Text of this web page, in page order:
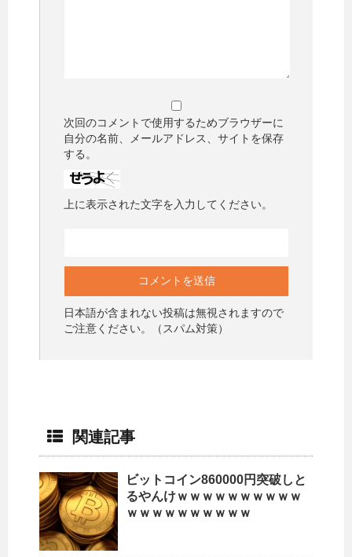
次回のコメントで使用するためブラウザーに
自分の名前、メールアドレス、サイトを保存
する。
上に表示された文字を入力してください。
日本語が含まれない投稿は無視されますので
ご注意ください。（スパム対策）
関連記事
ビットコイン860000円突破しと
るやんけｗｗｗｗｗｗｗｗｗｗ
ｗｗｗｗｗｗｗｗｗｗ